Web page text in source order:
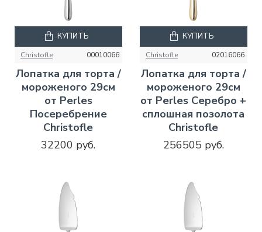
Christofle 00010066
Лопатка для торта /
мороженого 29см
от Perles
Посеребрение
Christofle
32200 руб.
КУПИТЬ
Christofle 02016066
Лопатка для торта /
мороженого 29см
от Perles Серебро +
сплошная позолота
Christofle
256505 руб.
КУПИТЬ